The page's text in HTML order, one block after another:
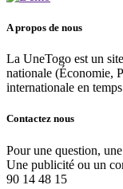
A propos de nous
La UneTogo est un
nationale (Économie,
internationale en
Contactez nous
Pour une question,
Une publicité ou un
90 14 48 15